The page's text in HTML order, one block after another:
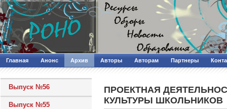
Главная Анонс Архив Авторы Авторам Партнеры
Выпуск №56
Выпуск №55
ПРОЕКТНАЯ
КУЛЬТУРЫ ШКОЛЬНИКОВ